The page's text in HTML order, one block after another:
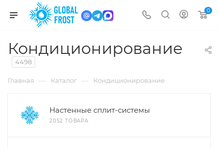
0
Кондиционирование
4498
Главная — Каталог — Кондиционирование
Настенные сплит-системы
2052 ТОВАРА